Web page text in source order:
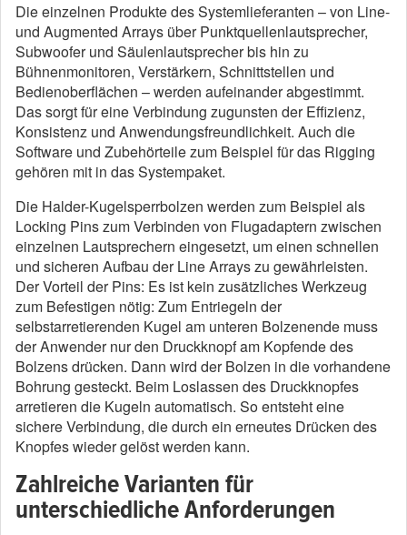
Die einzelnen Produkte des Systemlieferanten – von Line-
und Augmented Arrays über Punktquellenlautsprecher,
Subwoofer und Säulenlautsprecher bis hin zu
Bühnenmonitoren, Verstärkern, Schnittstellen und
Bedienoberflächen – werden aufeinander abgestimmt.
Das sorgt für eine Verbindung zugunsten der Effizienz,
Konsistenz und Anwendungsfreundlichkeit. Auch die
Software und Zubehörteile zum Beispiel für das Rigging
gehören mit in das Systempaket.
Die Halder-Kugelsperrbolzen werden zum Beispiel als
Locking Pins zum Verbinden von Flugadaptern zwischen
einzelnen Lautsprechern eingesetzt, um einen schnellen
und sicheren Aufbau der Line Arrays zu gewährleisten.
Der Vorteil der Pins: Es ist kein zusätzliches Werkzeug
zum Befestigen nötig: Zum Entriegeln der
selbstarretierenden Kugel am unteren Bolzenende muss
der Anwender nur den Druckknopf am Kopfende des
Bolzens drücken. Dann wird der Bolzen in die vorhandene
Bohrung gesteckt. Beim Loslassen des Druckknopfes
arretieren die Kugeln automatisch. So entsteht eine
sichere Verbindung, die durch ein erneutes Drücken des
Knopfes wieder gelöst werden kann.
Zahlreiche Varianten für
unterschiedliche Anforderungen